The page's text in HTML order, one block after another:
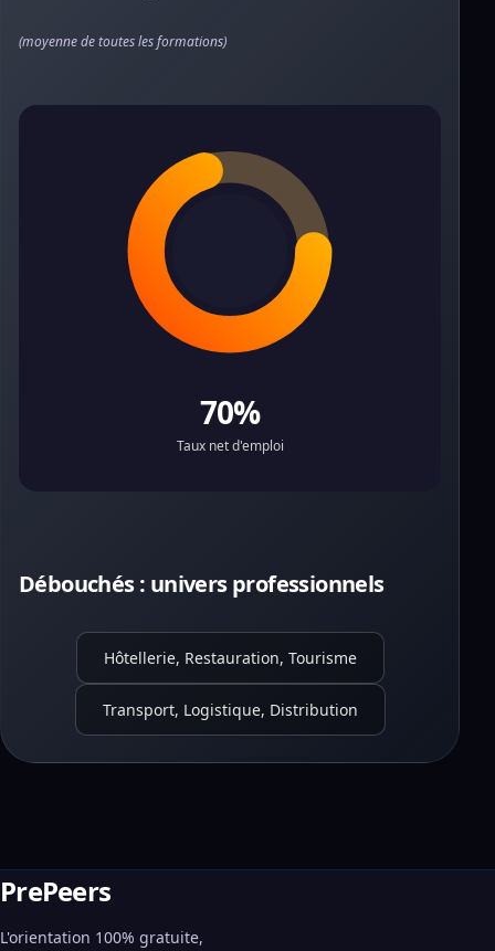
(moyenne de toutes les formations)
70%
Taux net d'emploi
Débouchés : univers professionnels
Hôtellerie, Restauration, Tourisme
Transport, Logistique, Distribution
PrePeers
L'orientation 100% gratuite,